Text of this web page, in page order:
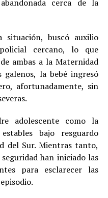
cerca de la
buscó auxilio
cercano, lo que
ambas a la Maternidad
galenos, la bebé ingresó
afortunadamente, sin
adolescente como la
bajo resguardo
del Sur. Mientras tanto,
han iniciado las
para esclarecer las